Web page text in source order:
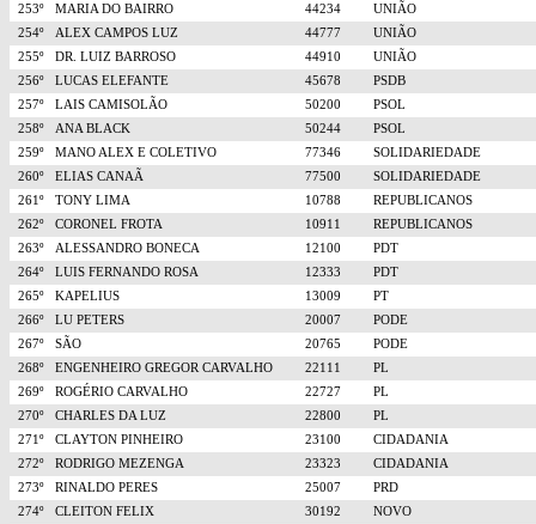
253º
MARIA DO BAIRRO 44234
UNIÃO
254º
ALEX CAMPOS LUZ 44777
UNIÃO
255º
DR. LUIZ BARROSO 44910
UNIÃO
256º
LUCAS ELEFANTE 45678
PSDB
257º
LAIS CAMISOLÃO 50200
PSOL
258º
ANA BLACK 50244
PSOL
259º
MANO ALEX E COLETIVO 77346
SOLIDARIEDADE
260º
ELIAS CANAÃ 77500
SOLIDARIEDADE
261º
TONY LIMA 10788
REPUBLICANOS
262º
CORONEL FROTA 10911
REPUBLICANOS
263º
ALESSANDRO BONECA 12100
PDT
264º
LUIS FERNANDO ROSA 12333
PDT
265º
KAPELIUS 13009
PT
266º
LU PETERS 20007
PODE
267º
SÃO 20765
PODE
268º
ENGENHEIRO GREGOR CARVALHO 22111
PL
269º
ROGÉRIO CARVALHO 22727
PL
270º
CHARLES DA LUZ 22800
PL
271º
CLAYTON PINHEIRO 23100
CIDADANIA
272º
RODRIGO MEZENGA 23323
CIDADANIA
273º
RINALDO PERES 25007
PRD
274º
CLEITON FELIX 30192
NOVO